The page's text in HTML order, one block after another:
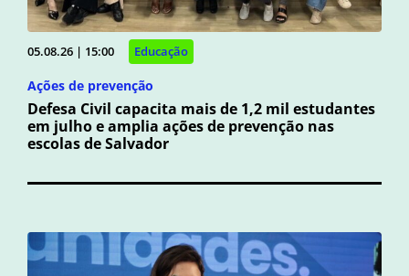
05.08.26 | 15:00 Educação
Ações de prevenção
Defesa Civil capacita mais de 1,2 mil estudantes
em julho e amplia ações de prevenção nas
escolas de Salvador